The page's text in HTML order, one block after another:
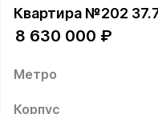
Квартира №202
8 630 000 ₽
Метро
Корпус